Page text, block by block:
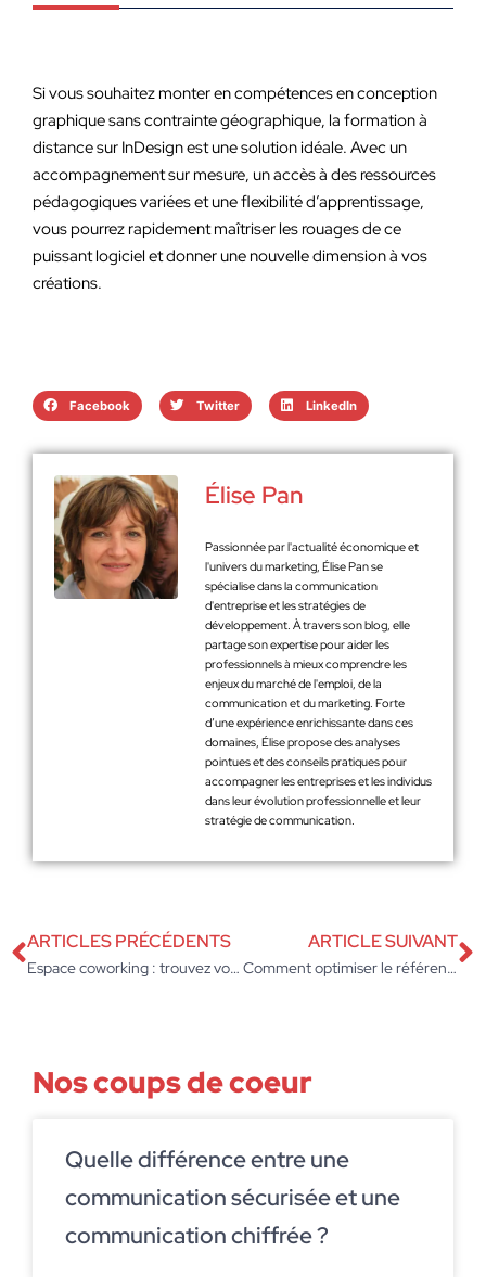
Si vous souhaitez monter en compétences en conception
graphique sans contrainte géographique, la formation à
distance sur InDesign est une solution idéale. Avec un
accompagnement sur mesure, un accès à des ressources
pédagogiques variées et une flexibilité d’apprentissage,
vous pourrez rapidement maîtriser les rouages de ce
puissant logiciel et donner une nouvelle dimension à vos
créations.
Facebook Twitter LinkedIn
Élise Pan
Passionnée par l'actualité économique et
l'univers du marketing, Élise Pan se
spécialise dans la communication
d'entreprise et les stratégies de
développement. À travers son blog, elle
partage son expertise pour aider les
professionnels à mieux comprendre les
enjeux du marché de l'emploi, de la
communication et du marketing. Forte
d’une expérience enrichissante dans ces
domaines, Élise propose des analyses
pointues et des conseils pratiques pour
accompagner les entreprises et les individus
dans leur évolution professionnelle et leur
stratégie de communication.
ARTICLES PRÉCÉDENTS
Espace coworking : trouvez votre bureau idéal avec B’Coworker
ARTICLE SUIVANT
Comment optimiser le référencement naturel de votre boutique Magento ?
Nos coups de coeur
Quelle différence entre une
communication sécurisée et une
communication chiffrée ?